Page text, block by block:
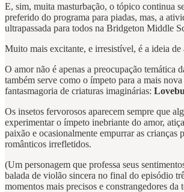
E, sim, muita masturbação, o tópico continua
preferido do programa para piadas, mas, a
ultrapassada para todos na Bridgeton Middle
Muito mais excitante, e irresistível, é a ideia de
O amor não é apenas a preocupação temática
também serve como o ímpeto para a mais nova
fantasmagoria de criaturas imaginárias:
Os insetos fervorosos aparecem sempre que
experimentar o ímpeto inebriante do amor,
paixão e ocasionalmente empurrar as crianças
românticos irrefletidos.
(Um personagem que professa seus
balada de violão sincera no final do episódio
momentos mais precisos e constrangedores da